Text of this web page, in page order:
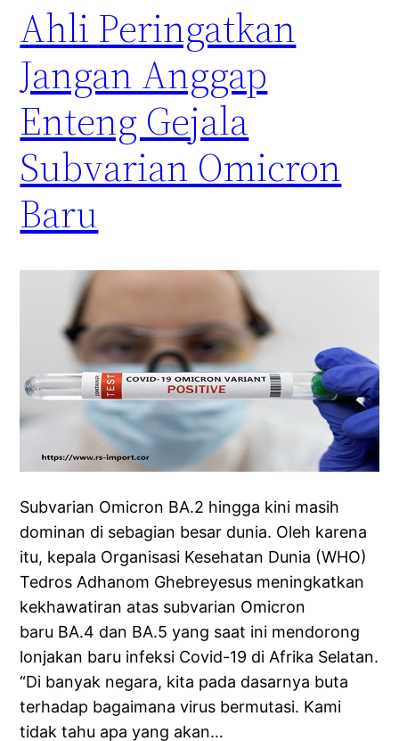
Ahli Peringatkan
Jangan Anggap
Enteng Gejala
Subvarian Omicron
Baru
Subvarian Omicron BA.2 hingga kini masih
dominan di sebagian besar dunia. Oleh karena
itu, kepala Organisasi Kesehatan Dunia (WHO)
Tedros Adhanom Ghebreyesus meningkatkan
kekhawatiran atas subvarian Omicron
baru BA.4 dan BA.5 yang saat ini mendorong
lonjakan baru infeksi Covid-19 di Afrika Selatan.
“Di banyak negara, kita pada dasarnya buta
terhadap bagaimana virus bermutasi. Kami
tidak tahu apa yang akan…